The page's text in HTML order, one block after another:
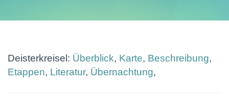
Deisterkreisel: Überblick, Karte, Beschreibung,
Etappen, Literatur, Übernachtung,